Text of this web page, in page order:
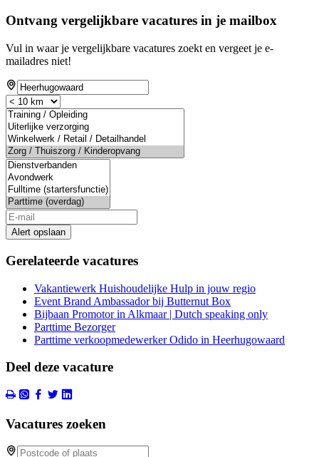
Ontvang vergelijkbare vacatures in je mailbox
Vul in waar je vergelijkbare vacatures zoekt en vergeet je e-
mailadres niet!
Alert opslaan
Gerelateerde vacatures
Vakantiewerk Huishoudelijke Hulp in jouw regio
Event Brand Ambassador bij Butternut Box
Bijbaan Promotor in Alkmaar | Dutch speaking only
Parttime Bezorger
Parttime verkoopmedewerker Odido in Heerhugowaard
Deel deze vacature
Vacatures zoeken